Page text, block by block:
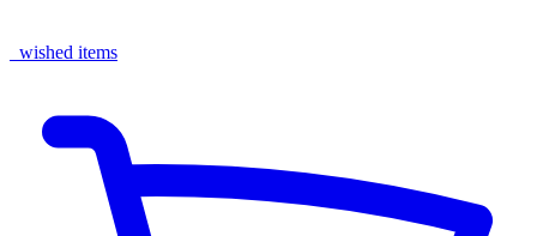
wished items